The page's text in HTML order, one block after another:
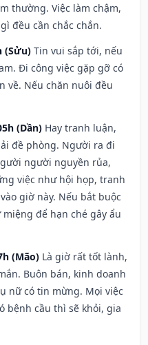
thường. Việc làm chậm,
đều cần chắc chắn.
(Sửu) Tin vui sắp tới, nếu
Đi công việc gặp gỡ có
về. Nếu chăn nuôi đều
(Dần) Hay tranh luận,
đề phòng. Người ra đi
người nguyền rủa,
việc như hội họp, tranh
giờ này. Nếu bắt buộc
để hạn ché gây ẩu
(Mão) Là giờ rất tốt lành,
Buôn bán, kinh doanh
nữ có tin mừng. Mọi việc
bệnh cầu thì sẽ khỏi, gia